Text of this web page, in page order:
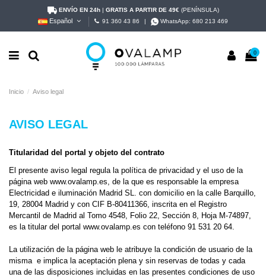
ENVÍO EN 24h| GRATIS A PARTIR DE 49€ (PENÍNSULA)
Español 91 360 43 86 WhatsApp:680 213 469
0
Inicio Aviso legal
AVISO LEGAL
Titularidad del portal y objeto del contrato
El presente aviso legal regula la política de privacidad y el uso de la
página web www.ovalamp.es, de la que es responsable la empresa
Electricidad e iluminación Madrid SL. con domicilio en la calle Barquillo,
19, 28004 Madrid y con CIF B-80411366, inscrita en el Registro
Mercantil de Madrid al Tomo 4548, Folio 22, Sección 8, Hoja M-74897,
es la titular del portal www.ovalamp.es con teléfono 91 531 20 64.
La utilización de la página web le atribuye la condición de usuario de la
misma e implica la aceptación plena y sin reservas de todas y cada
una de las disposiciones incluidas en las presentes condiciones de uso